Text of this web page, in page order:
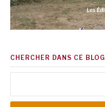
CHERCHER DANS CE BLOG